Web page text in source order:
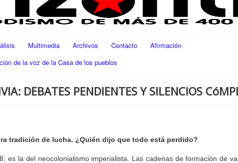
Multimedia Archivos Contacto
Afirmación
de la voz de la Casa de los pueblos
DEBATES PENDIENTES Y SILENCIOS
tradición de lucha. ¿Quién dijo que todo está perdido?
es la del neocolonialismo imperialista. Las cadenas de formación de